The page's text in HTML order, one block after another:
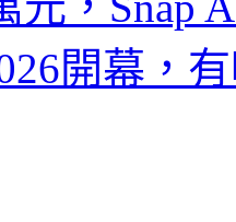
開幕，